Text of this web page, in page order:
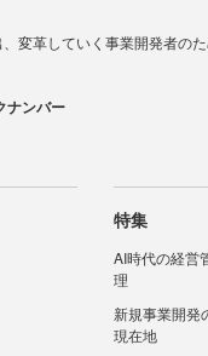
変革していく事業開発者のた
ナンバー
特集
AI時代の経営
理
新規事業開発
現在地